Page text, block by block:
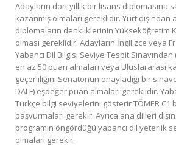
Adayların dört yıllık bir lisans diplomasına
kazanmış olmaları gereklidir. Yurt dışından
diplomaların denkliklerinin Yükseköğretim
olması gereklidir. Adayların İngilizce veya
Yabancı Dil Bilgisi Seviye Tespit Sınavından
en az 50 puan almaları veya Uluslararası
geçerliliğini Senatonun onayladığı bir
DALF) eşdeğer puan almaları gereklidir.
Türkçe bilgi seviyelerini gösterir TÖMER C1
başvurmaları gerekir. Ayrıca ana dilleri
programın öngördüğü yabancı dil yeterlik
olmaları gerekir.